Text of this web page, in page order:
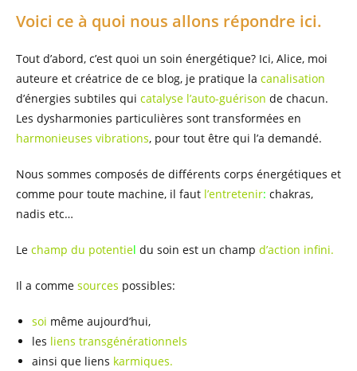
Voici ce à quoi nous allons répondre ici.
Tout d’abord, c’est quoi un soin énergétique? Ici, Alice, moi
auteure et créatrice de ce blog, je pratique la canalisation
d’énergies subtiles qui catalyse l’auto-guérison de chacun.
Les dysharmonies particulières sont transformées en
harmonieuses vibrations, pour tout être qui l’a demandé.
Nous sommes composés de différents corps énergétiques et
comme pour toute machine, il faut l’entretenir: chakras,
nadis etc…
Le champ du potentiel du soin est un champ d’action infini.
Il a comme sources possibles:
soi même aujourd’hui,
les liens transgénérationnels
ainsi que liens karmiques.